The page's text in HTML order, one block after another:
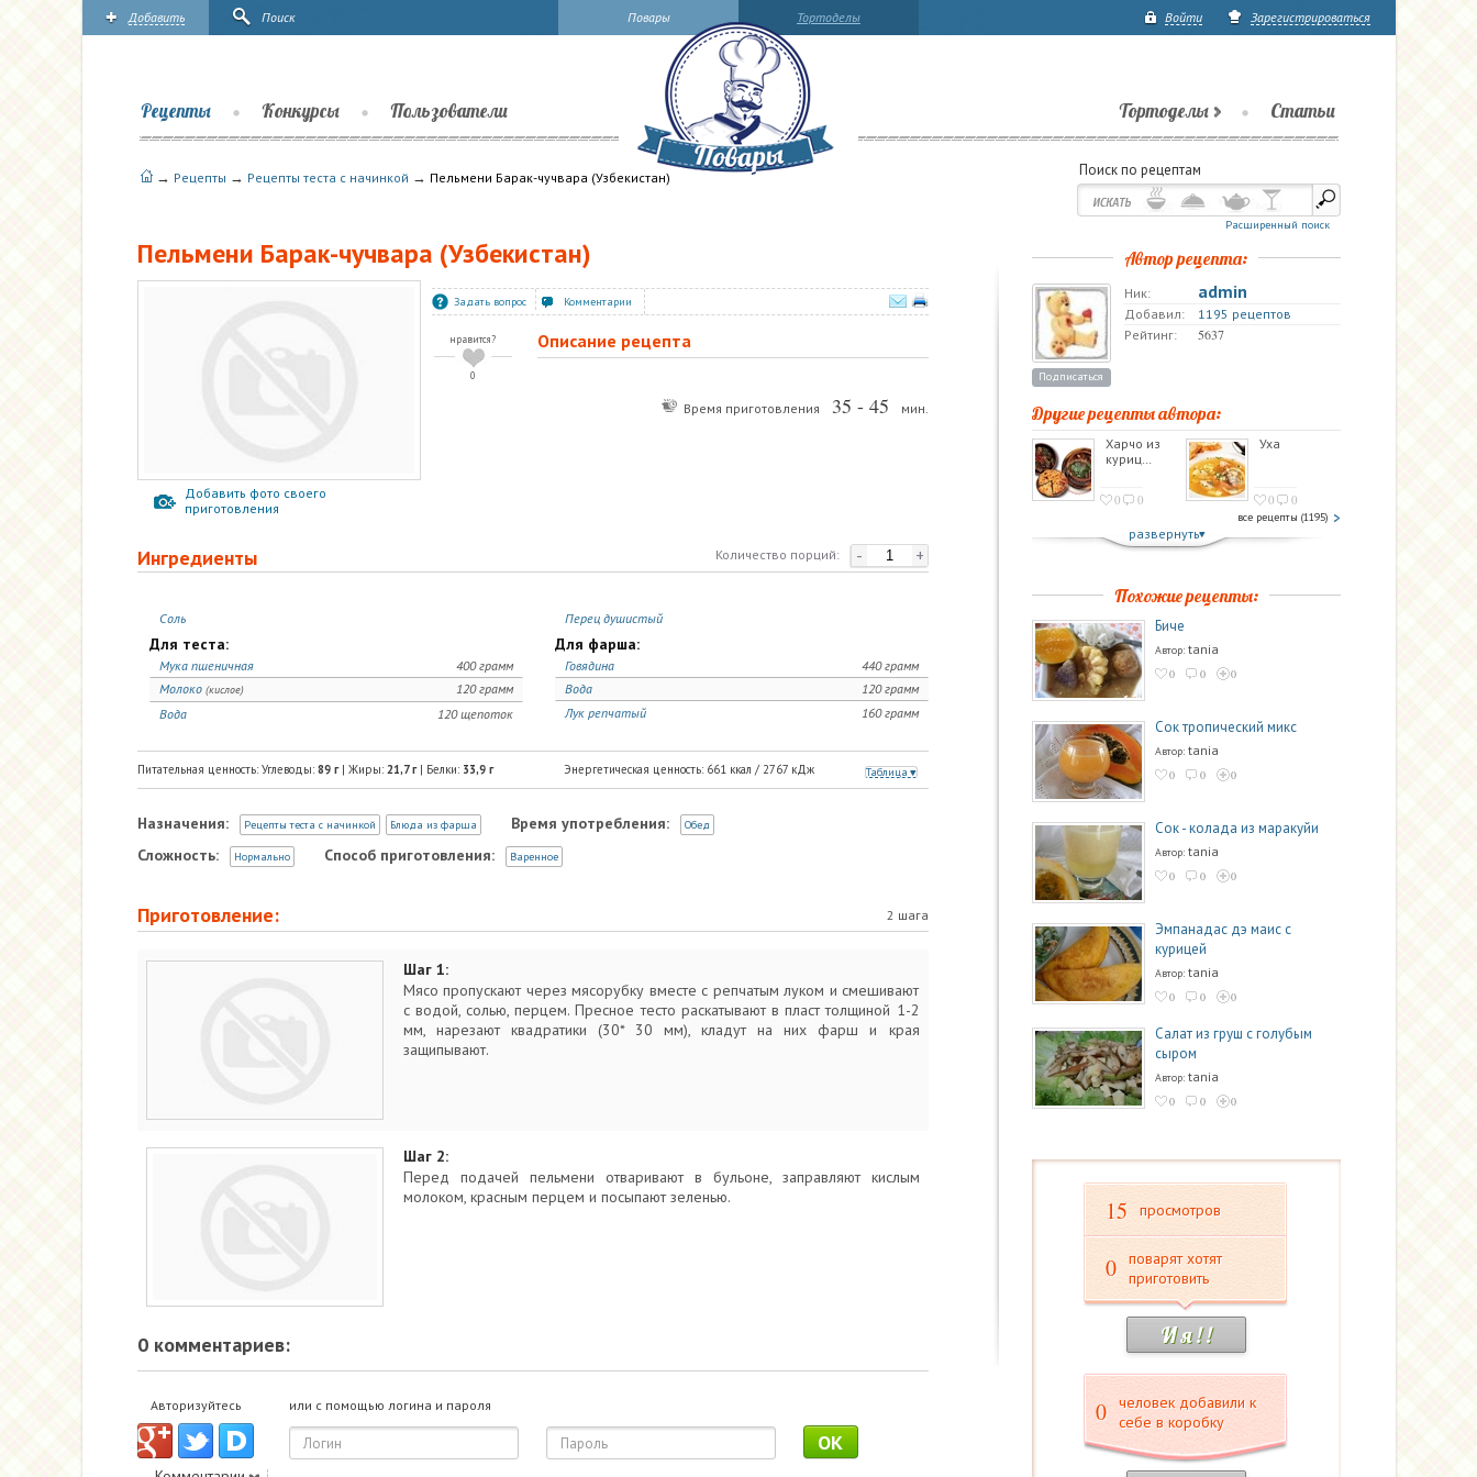
Тортоделы
Повары Войти Зарегистрироваться
Добавить Поиск
Тортоделы Статьи
Рецепты Конкурсы Пользователи
→ Рецепты → Рецепты теста с начинкой → Пельмени Барак-чучвара (Узбекистан) Поиск по рецептам
Расширенный поиск
Пельмени Барак-чучвара (Узбекистан)
Добавить фото своего
приготовления
Задать вопрос Комментарии
нравится?
0
Описание рецепта
Время приготовления 35 - 45 мин.
- +
Количество порций:
Ингредиенты
Соль Перец душистый
Для теста:
400 грамм
Мука пшеничная
120 грамм
Молоко (кислое)
120 щепоток
Вода
Для фарша:
440 грамм
Говядина
120 грамм
Вода
160 грамм
Лук репчатый
Таблица
Энергетическая ценность: 661ккал / 2767кДж
Питательная ценность: Углеводы: 89г| Жиры: 21,7г| Белки: 33,9г
Назначения: Рецепты теста с начинкой Блюда из фарша Время употребления: Обед
Сложность: Нормально Способ приготовления: Варенное
Приготовление: 2 шага
Шаг 1:
Мясо пропускают через мясорубку вместе с репчатым луком и смешивают
с водой, солью, перцем. Пресное тесто раскатывают в пласт толщиной 1-2
мм, нарезают квадратики (30* 30 мм), кладут на них фарш и края
защипывают.
Шаг 2:
Перед подачей пельмени отваривают в бульоне, заправляют кислым
молоком, красным перцем и посыпают зеленью.
0 комментариев:
Авторизуйтесь или с помощью логина и пароля
OK
Автор рецепта:
Подписаться
Ник: admin
Добавил:
1195 рецептов
Рейтинг:
5637
Другие рецепты автора:
Харчо из
куриц…
0 0
Уха
0 0
все рецепты (1195)
развернуть
Похожие рецепты:
Биче
Автор: tania
0 0 0
Сок тропический микс
Автор: tania
0 0 0
Сок - колада из маракуйи
Автор: tania
0 0 0
Эмпанадас дэ маис с
курицей
Автор: tania
0 0 0
Салат из груш с голубым
сыром
Автор: tania
0 0 0
15 просмотров
0
поварят хотят
приготовить
И я ! !
0
человек добавили к
себе в коробку